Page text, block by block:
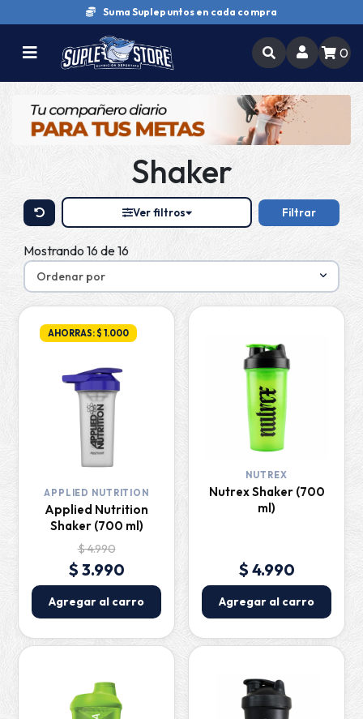
Suma Suplepuntos en cada compra
0
Shaker
Ver filtros Filtrar
Mostrando 16 de 16
AHORRAS: $ 1.000
APPLIED NUTRITION
Applied Nutrition
Shaker (700 ml)
$ 4.990
$ 3.990
Agregar al carro
NUTREX
Nutrex Shaker (700
ml)
$ 4.990
Agregar al carro